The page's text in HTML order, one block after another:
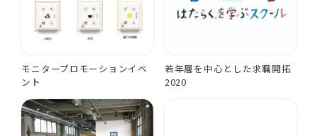
モニタープロモーションイベ
ント
若年層を中心とした求職開拓
2020